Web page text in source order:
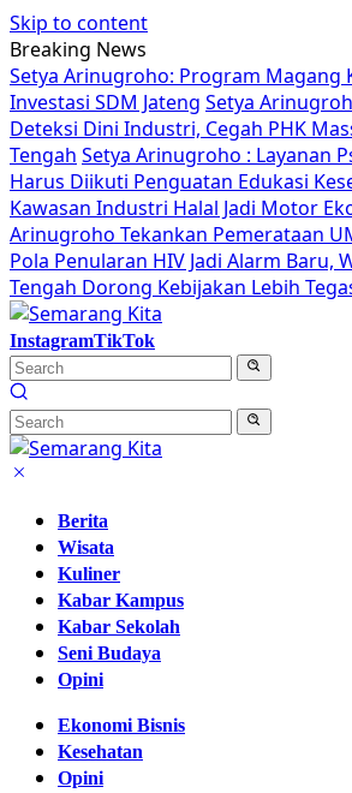
Skip to content
Breaking News
Setya Arinugroho: Program Magang
Investasi SDM Jateng Setya
Deteksi Dini Industri, Cegah PHK
Tengah Setya Arinugroho : Layanan
Harus Diikuti Penguatan Edukasi
Kawasan Industri Halal Jadi Motor
Arinugroho Tekankan Pemerataan
Pola Penularan HIV Jadi Alarm Baru,
Tengah Dorong Kebijakan Lebih
InstagramTikTok
Berita
Wisata
Kuliner
Kabar Kampus
Kabar Sekolah
Seni Budaya
Opini
Ekonomi Bisnis
Kesehatan
Opini